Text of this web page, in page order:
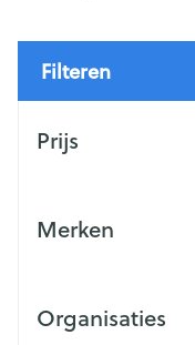
Filteren
Prijs
Merken
Organisaties